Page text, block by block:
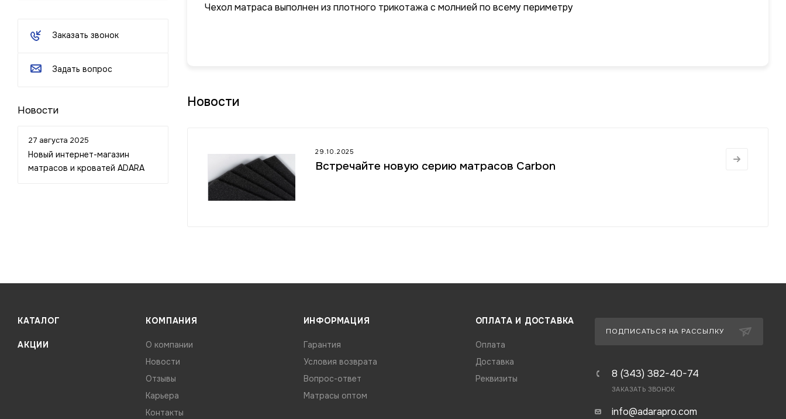
Чехол матраса выполнен из плотного трикотажа с молнией по всему периметру
Новости
29.10.2025
Встречайте новую серию матрасов Carbon
Заказать звонок
Задать вопрос
Новости
27 августа 2025
Новый интернет-магазин
матрасов и кроватей ADARA
КАТАЛОГ
АКЦИИ
КОМПАНИЯ
О компании
Новости
Отзывы
Карьера
Контакты
ИНФОРМАЦИЯ
Гарантия
Условия возврата
Вопрос-ответ
Матрасы оптом
ОПЛАТА И ДОСТАВКА
Оплата
Доставка
Реквизиты
ПОДПИСАТЬСЯ НА РАССЫЛКУ
8 (343) 382-40-74
ЗАКАЗАТЬ ЗВОНОК
info@adarapro.com